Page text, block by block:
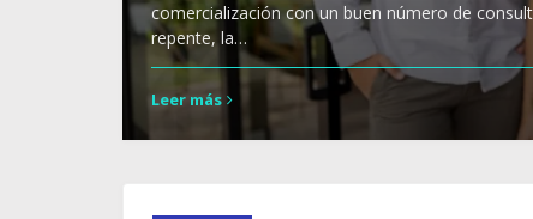
comercialización con un buen número de
repente, la…
Leer más